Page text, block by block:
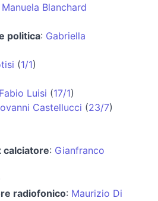
Manuela Blanchard
politica: Gabriella
(1/1)
Fabio Luisi (17/1)
Castellucci (23/7)
calciatore: Gianfranco
radiofonico: Maurizio Di